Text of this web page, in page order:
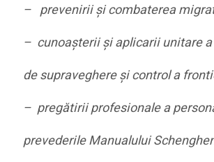
– prevenirii şi combaterea
– cunoaşterii şi aplicarii unitare
de supraveghere şi control a
– pregătirii profesionale a
prevederile Manualului